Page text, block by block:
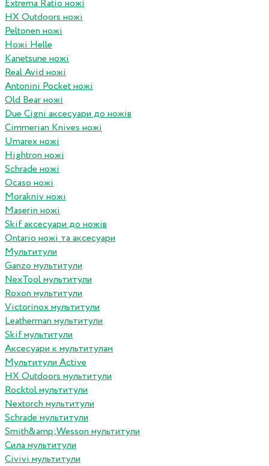
Extrema Ratio ножі
HX Outdoors ножі
Peltonen ножі
Ножі Helle
Kanetsune ножі
Real Avid ножі
Antonini Pocket ножі
Old Bear ножі
Due Cigni аксесуари до ножів
Cimmerian Knives ножі
Umarex ножі
Hightron ножі
Schrade ножі
Ocaso ножі
Morakniv ножі
Maserin ножі
Skif аксесуари до ножів
Ontario ножі та аксесуари
Мультитули
Ganzo мультитули
NexTool мультитули
Roxon мультитули
Victorinox мультитули
Leatherman мультитули
Skif мультитули
Аксесуари к мультитулам
Мультитули Active
HX Outdoors мультитули
Rocktol мультитули
Nextorch мультитули
Schrade мультитули
Smith&amp;Wesson мультитули
Сила мультитули
Civivi мультитули